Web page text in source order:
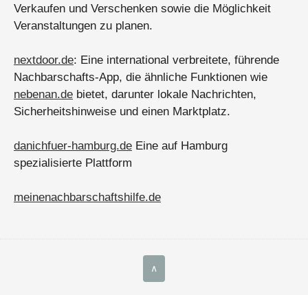
Verkaufen und Verschenken sowie die Möglichkeit
Veranstaltungen zu planen.
nextdoor.de: Eine international verbreitete, führende
Nachbarschafts-App, die ähnliche Funktionen wie
nebenan.de bietet, darunter lokale Nachrichten,
Sicherheitshinweise und einen Marktplatz.
danichfuer-hamburg.de Eine auf Hamburg
spezialisierte Plattform
meinenachbarschaftshilfe.de
∧